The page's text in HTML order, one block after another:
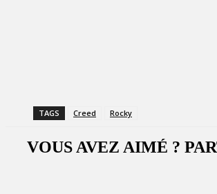
TAGS Creed Rocky
VOUS AVEZ AIMÉ ?